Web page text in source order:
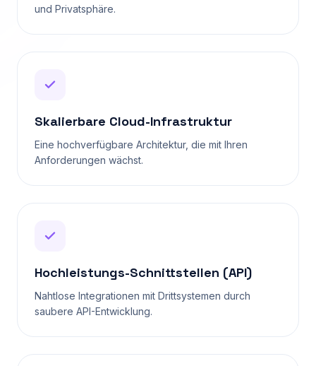
und Privatsphäre.
Skalierbare Cloud-Infrastruktur
Eine hochverfügbare Architektur, die mit Ihren
Anforderungen wächst.
Hochleistungs-Schnittstellen (API)
Nahtlose Integrationen mit Drittsystemen durch
saubere API-Entwicklung.